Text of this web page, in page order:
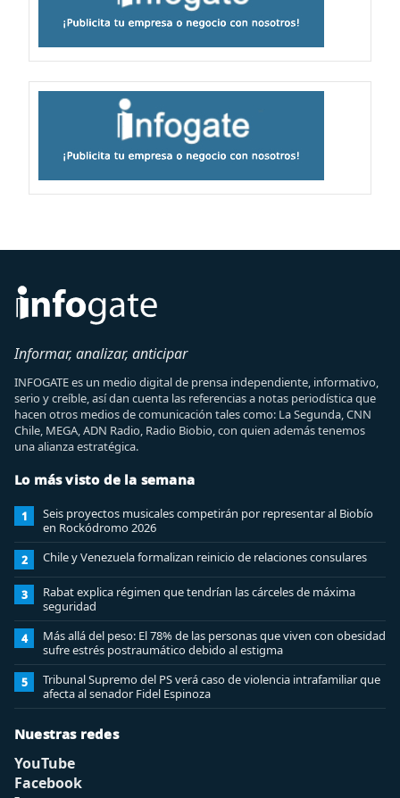
Informar, analizar, anticipar
INFOGATE es un medio digital de prensa independiente, informativo,
serio y creíble, así dan cuenta las referencias a notas periodística que
hacen otros medios de comunicación tales como: La Segunda, CNN
Chile, MEGA, ADN Radio, Radio Biobio, con quien además tenemos
una alianza estratégica.
Lo más visto de la semana
1
Seis proyectos musicales competirán por representar al Biobío
en Rockódromo 2026
2 Chile y Venezuela formalizan reinicio de relaciones consulares
3
Rabat explica régimen que tendrían las cárceles de máxima
seguridad
4
Más allá del peso: El 78% de las personas que viven con obesidad
sufre estrés postraumático debido al estigma
5
Tribunal Supremo del PS verá caso de violencia intrafamiliar que
afecta al senador Fidel Espinoza
Nuestras redes
YouTube
Facebook